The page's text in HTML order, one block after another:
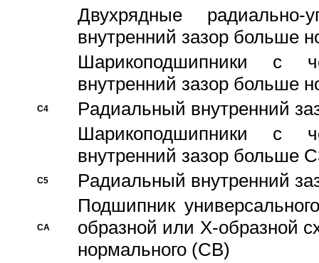
Двухрядные радиально-
внутренний зазор больше
Шарикоподшипники с
внутренний зазор больше
C4
Pадиальный внутренний
Шарикоподшипники с
внутренний зазор больше
C5 Pадиальный внутренний
CA
Подшипник
образной или Х-образной
нормального (CB)